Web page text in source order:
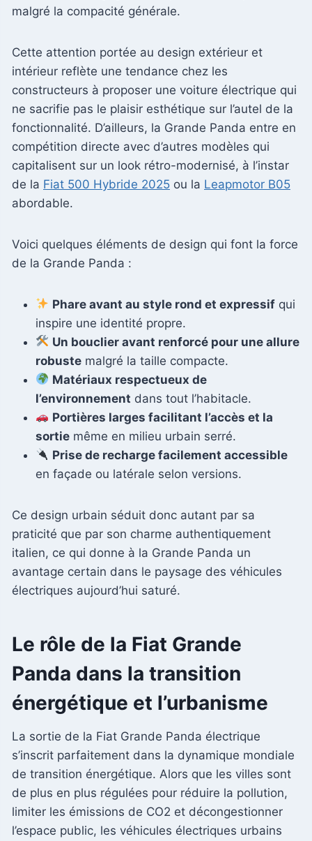
malgré la compacité générale.
Cette attention portée au design extérieur et
intérieur reflète une tendance chez les
constructeurs à proposer une voiture électrique qui
ne sacrifie pas le plaisir esthétique sur l’autel de la
fonctionnalité. D’ailleurs, la Grande Panda entre en
compétition directe avec d’autres modèles qui
capitalisent sur un look rétro-modernisé, à l’instar
de la Fiat 500 Hybride 2025 ou la Leapmotor B05
abordable.
Voici quelques éléments de design qui font la force
de la Grande Panda :
Phare avant au style rond et expressif qui
inspire une identité propre.
Un bouclier avant renforcé pour une allure
robuste malgré la taille compacte.
Matériaux respectueux de
l’environnement dans tout l’habitacle.
Portières larges facilitant l’accès et la
sortie même en milieu urbain serré.
Prise de recharge facilement accessible
en façade ou latérale selon versions.
Ce design urbain séduit donc autant par sa
praticité que par son charme authentiquement
italien, ce qui donne à la Grande Panda un
avantage certain dans le paysage des véhicules
électriques aujourd’hui saturé.
Le rôle de la Fiat Grande
Panda dans la transition
énergétique et l’urbanisme
La sortie de la Fiat Grande Panda électrique
s’inscrit parfaitement dans la dynamique mondiale
de transition énergétique. Alors que les villes sont
de plus en plus régulées pour réduire la pollution,
limiter les émissions de CO2 et décongestionner
l’espace public, les véhicules électriques urbains